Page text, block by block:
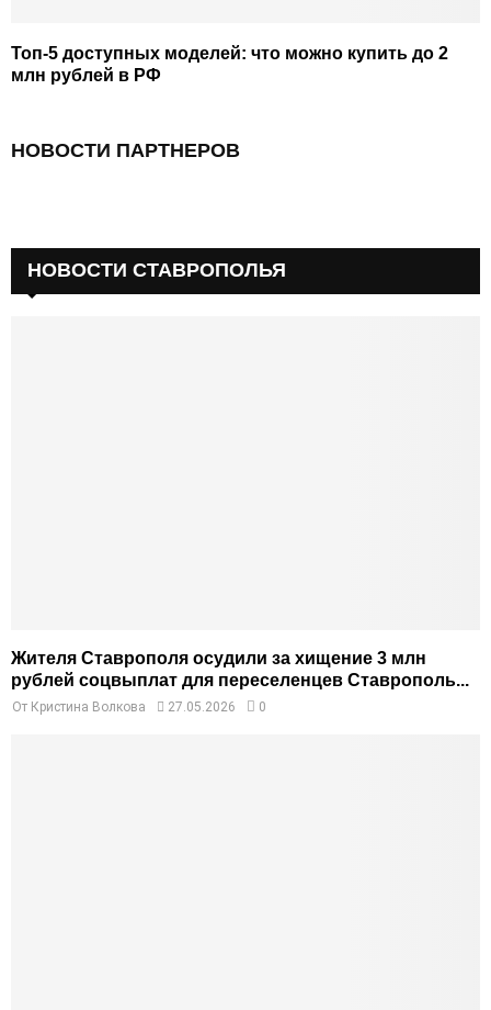
Топ-5 доступных моделей: что можно купить до 2
млн рублей в РФ
НОВОСТИ ПАРТНЕРОВ
НОВОСТИ СТАВРОПОЛЬЯ
Жителя Ставрополя осудили за хищение 3 млн
рублей соцвыплат для переселенцев Ставрополь...
От Кристина Волкова 27.05.2026 0